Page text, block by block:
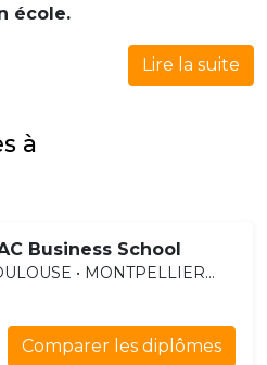
école.
Lire la suite
à
Business School
• MONTPELLIER...
Comparer les diplômes